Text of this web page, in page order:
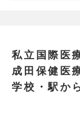
私立国際医
成田保健医
学校・駅か